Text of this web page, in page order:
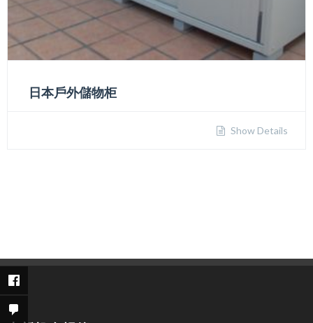
日本戶外儲物柜
Show Details